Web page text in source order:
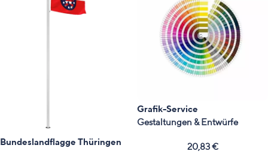
Bundeslandflagge Thüringen
Grafik-Service
Gestaltungen & Entwürfe
20,83€